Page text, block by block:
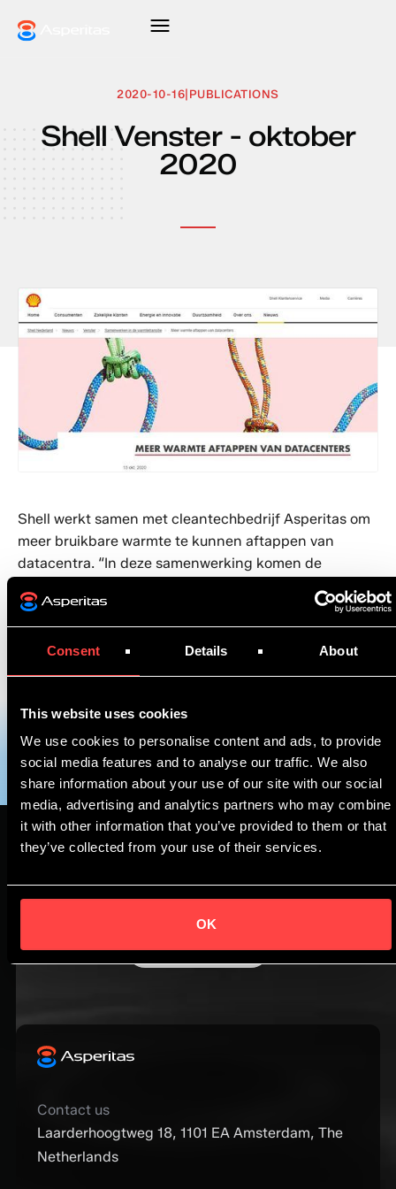
Consent Details About
This website uses cookies
We use cookies to personalise content and ads, to provide
social media features and to analyse our traffic. We also
share information about your use of our site with our social
media, advertising and analytics partners who may combine
it with other information that you’ve provided to them or that
they’ve collected from your use of their services.
OK
2020-10-16|PUBLICATIONS
Shell Venster - oktober
2020
Shell werkt samen met cleantechbedrijf Asperitas om
meer bruikbare warmte te kunnen aftappen van
datacentra. “In deze samenwerking komen de
prachtig samen. Voor de afname van de warmte
zoeken we dan weer samenwerking met andere
partijen”, legt Van Hoogstraten uit.Voor het artikel
"Meer warmte aftappen van datacentra",klik hier.Voor
warmtetransitie,klik hier.
confidence.Talk to our cooling experts.
Get in touch
Contact us
Laarderhoogtweg 18, 1101 EA Amsterdam, The
Netherlands